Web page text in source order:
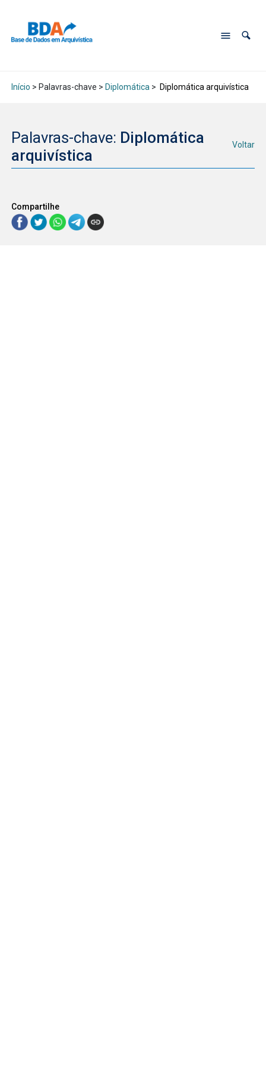
Início > Palavras-chave > Diplomática > Diplomática arquivística
Palavras-chave: Diplomática
arquivística
Voltar
Compartilhe